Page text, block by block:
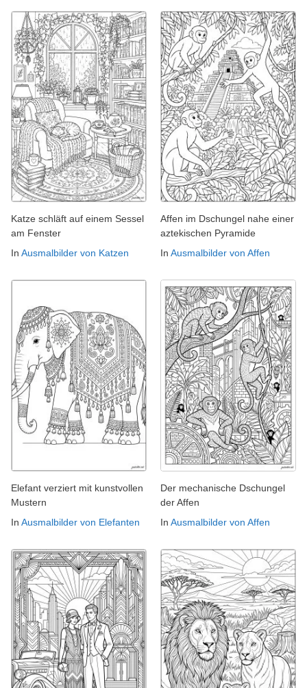
Katze schläft auf einem Sessel
am Fenster
In Ausmalbilder von Katzen
Affen im Dschungel nahe einer
aztekischen Pyramide
In Ausmalbilder von Affen
Elefant verziert mit kunstvollen
Mustern
In Ausmalbilder von Elefanten
Der mechanische Dschungel
der Affen
In Ausmalbilder von Affen